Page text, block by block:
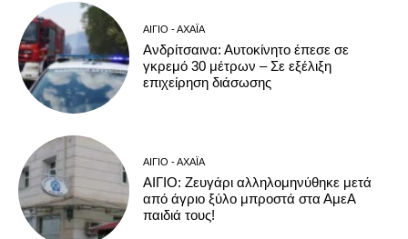
ΑΊΓΙΟ - ΑΧΑΪ́Α
Ανδρίτσαινα: Αυτοκίνητο έπεσε σε
γκρεμό 30 μέτρων – Σε εξέλιξη
επιχείρηση διάσωσης
ΑΊΓΙΟ - ΑΧΑΪ́Α
ΑΙΓΙΟ: Ζευγάρι αλληλομηνύθηκε μετά
από άγριο ξύλο μπροστά στα ΑμεΑ
παιδιά τους!